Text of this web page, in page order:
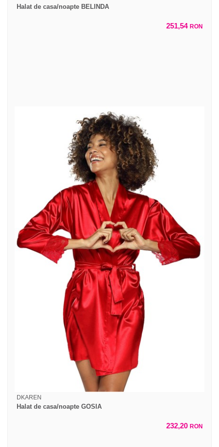
Halat de casa/noapte BELINDA
251,54 RON
DKAREN
Halat de casa/noapte GOSIA
232,20 RON